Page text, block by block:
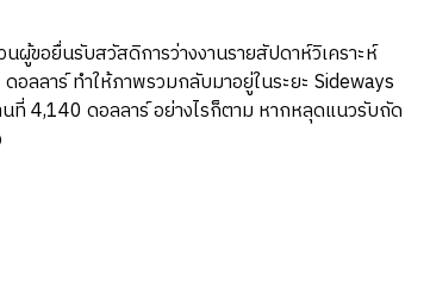
ขอยื่นรับสวัสดิการว่างงานรายสัปดาห์วิเคราะห์
ลลาร์ ทำให้ภาพรวมกลับมาอยู่ในระยะ Sideways
4,140 ดอลลาร์ อย่างไรก็ตาม หากหลุดแนวรับถัด